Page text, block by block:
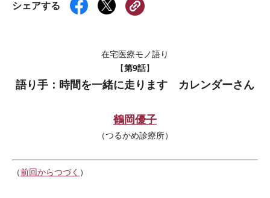
シェアする
在宅医療モノ語り
【第9話】
語り手：時間を一緒に走ります カレンダーさん
鶴岡優子
（つるかめ診療所）
（前回からつづく ）